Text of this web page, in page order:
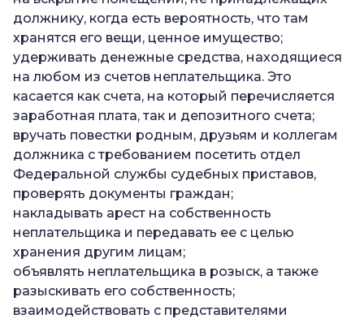
должнику, когда есть вероятность, что там
хранятся его вещи, ценное имущество;
удерживать денежные средства, находящиеся
на любом из счетов неплательщика. Это
касается как счета, на который перечисляется
заработная плата, так и депозитного счета;
вручать повестки родным, друзьям и коллегам
должника с требованием посетить отдел
Федеральной службы судебных приставов,
проверять документы граждан;
накладывать арест на собственность
неплательщика и передавать ее с целью
хранения другим лицам;
объявлять неплательщика в розыск, а также
разыскивать его собственность;
взаимодействовать с представителями